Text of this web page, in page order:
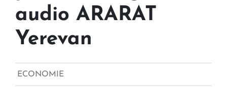
audio ARARAT
Yerevan
ECONOMIE